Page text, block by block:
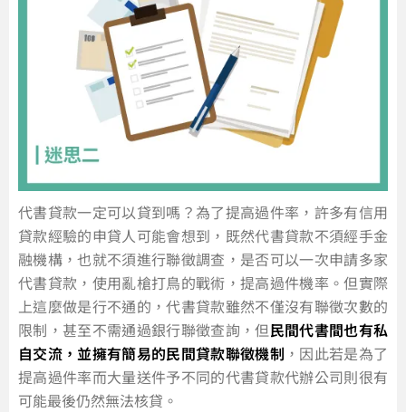
代書貸款一定可以貸到嗎？為了提高過件率，許多有信用
貸款經驗的申貸人可能會想到，既然代書貸款不須經手金
融機構，也就不須進行聯徵調查，是否可以一次申請多家
代書貸款，使用亂槍打鳥的戰術，提高過件機率。但實際
上這麼做是行不通的，代書貸款雖然不僅沒有聯徵次數的
限制，甚至不需通過銀行聯徵查詢，但民間代書間也有私
自交流，並擁有簡易的民間貸款聯徵機制 ，因此若是為了
提高過件率而大量送件予不同的代書貸款代辦公司則很有
可能最後仍然無法核貸。